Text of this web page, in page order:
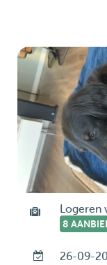
Logeren
8
26-09-